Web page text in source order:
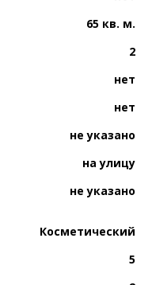
65 кв. м.
2
нет
нет
не указано
на улицу
не указано
Косметический
5